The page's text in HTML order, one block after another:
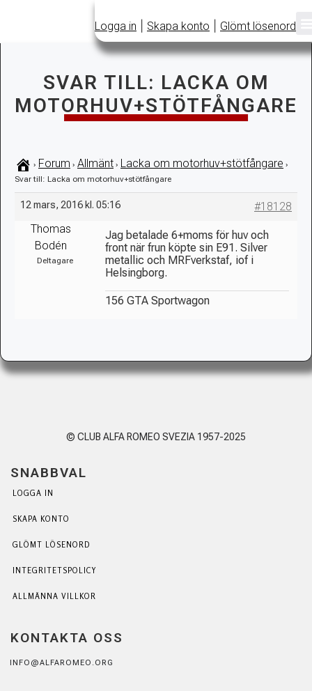
Logga in Skapa konto Glömt lösenord
SVAR TILL: LACKA OM
MOTORHUV+STÖTFÅNGARE
› Forum › Allmänt › Lacka om motorhuv+stötfångare ›
Svar till: Lacka om motorhuv+stötfångare
12 mars, 2016 kl. 05:16
#18128
Thomas
Bodén
Deltagare
Jag betalade 6+moms för huv och
front när frun köpte sin E91. Silver
metallic och MRFverkstaf, iof i
Helsingborg.
156 GTA Sportwagon
© CLUB ALFA ROMEO SVEZIA 1957-2025
SNABBVAL
LOGGA IN
SKAPA KONTO
GLÖMT LÖSENORD
INTEGRITETSPOLICY
ALLMÄNNA VILLKOR
KONTAKTA OSS
INFO@ALFAROMEO.ORG